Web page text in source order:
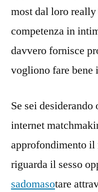
most dal loro
competenza in
davvero fornisce
vogliono fare bene
Se sei
internet
approfondimento
riguarda il sesso
sadomasotare